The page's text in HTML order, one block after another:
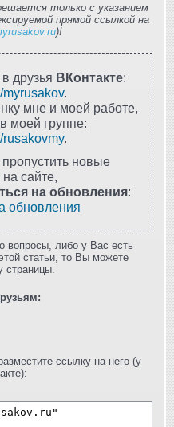
только с указанием
прямой ссылкой на
)!
друзья ВКонтакте:
myrusakov.
мне и моей работе,
моей группе:
rusakovmy.
новые
сайте,
на обновления:
обновления
вопросы, либо у Вас есть
статьи, то Вы можете
страницы.
ссылку на него (у